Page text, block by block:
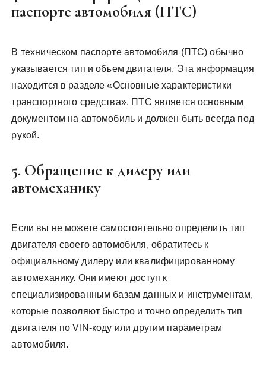
паспорте автомобиля (ПТС)
В техническом паспорте автомобиля (ПТС) обычно
указывается тип и объем двигателя. Эта информация
находится в разделе «Основные характеристики
транспортного средства». ПТС является основным
документом на автомобиль и должен быть всегда под
рукой.
5. Обращение к дилеру или
автомеханику
Если вы не можете самостоятельно определить тип
двигателя своего автомобиля, обратитесь к
официальному дилеру или квалифицированному
автомеханику. Они имеют доступ к
специализированным базам данных и инструментам,
которые позволяют быстро и точно определить тип
двигателя по VIN-коду или другим параметрам
автомобиля.